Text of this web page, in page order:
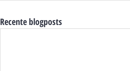
Recente blogposts